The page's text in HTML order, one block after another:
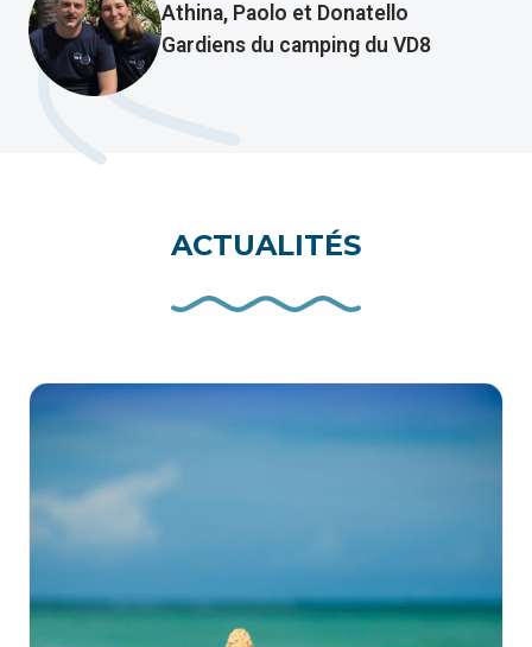
Athina, Paolo et Donatello
Gardiens du camping du VD8
ACTUALITÉS